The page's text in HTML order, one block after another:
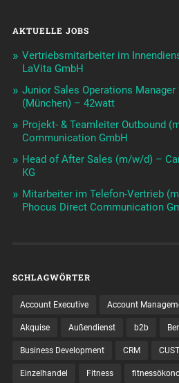
AKTUELLE JOBS
Vertriebsmitarbeiter im
LaVita GmbH
Junior Sales Operations Manager
(München) – 42watt
Projekt- & Teamleiter Outbound
Communication GmbH
Head of After Sales (m/w/d) –
KG
Mitarbeiter im Telefon-Vertrieb
Phocus Direct Communication
SCHLAGWÖRTER
Account Executive Account
Akquise Außendienst b2b
Business Development CRM
Einzelhandel Fitness